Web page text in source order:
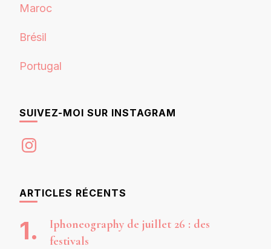
Maroc
Brésil
Portugal
SUIVEZ-MOI SUR INSTAGRAM
Instagram
ARTICLES RÉCENTS
Iphoneography de juillet 26 : des
festivals